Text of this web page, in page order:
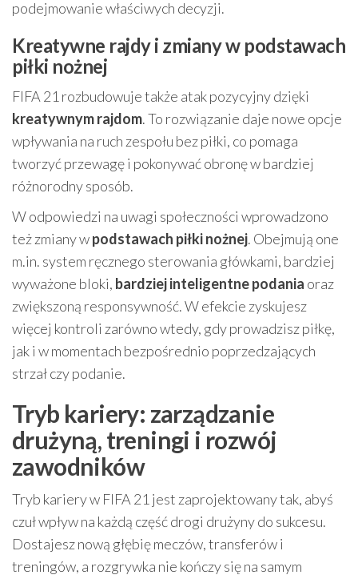
podejmowanie właściwych decyzji.
Kreatywne rajdy i zmiany w podstawach
piłki nożnej
FIFA 21 rozbudowuje także atak pozycyjny dzięki
kreatywnym rajdom. To rozwiązanie daje nowe opcje
wpływania na ruch zespołu bez piłki, co pomaga
tworzyć przewagę i pokonywać obronę w bardziej
różnorodny sposób.
W odpowiedzi na uwagi społeczności wprowadzono
też zmiany wpodstawach piłki nożnej. Obejmują one
m.in. system ręcznego sterowania główkami, bardziej
wyważone bloki, bardziej inteligentne podania oraz
zwiększoną responsywność. W efekcie zyskujesz
więcej kontroli zarówno wtedy, gdy prowadzisz piłkę,
jak i w momentach bezpośrednio poprzedzających
strzał czy podanie.
Tryb kariery: zarządzanie
drużyną, treningi i rozwój
zawodników
Tryb kariery w FIFA 21 jest zaprojektowany tak, abyś
czuł wpływ na każdą część drogi drużyny do sukcesu.
Dostajesz nową głębię meczów, transferów i
treningów, a rozgrywka nie kończy się na samym